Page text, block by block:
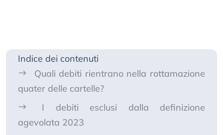
Indice dei contenuti
Quali debiti rientrano nella rottamazione
quater delle cartelle?
I debiti esclusi dalla definizione
agevolata 2023